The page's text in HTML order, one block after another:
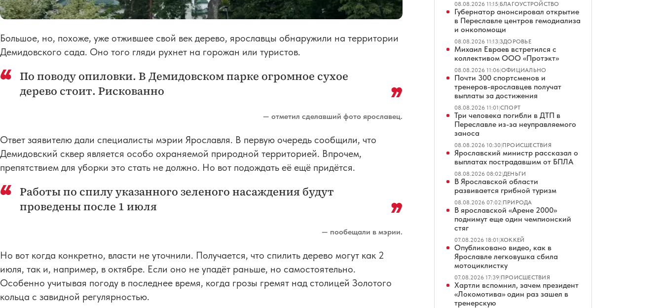
Большое, но, похоже, уже отжившее свой век дерево, ярославцы обнаружили на территории
Демидовского сада. Оно того гляди рухнет на горожан или туристов.
По поводу опиловки. В Демидовском парке огромное сухое
дерево стоит. Рискованно
— отметил сделавший фото ярославец.
Ответ заявителю дали специалисты мэрии Ярославля. В первую очередь сообщили, что
Демидовский сквер является особо охраняемой природной территорией. Впрочем,
препятствием для уборки это стать не должно. Но вот подождать её ещё придётся.
Работы по спилу указанного зеленого насаждения будут
проведены после 1 июля
— пообещали в мэрии.
Но вот когда конкретно, власти не уточнили. Получается, что спилить дерево могут как 2
июля, так и, например, в октябре. Если оно не упадёт раньше, но самостоятельно.
Особенно учитывая погоду в последнее время, когда грозы гремят над столицей Золотого
кольца с завидной регулярностью.
08.08.2026 11:15|БЛАГОУСТРОЙСТВО
Губернатор анонсировал открытие
в Переславле центров гемодиализа
и онкопомощи
08.08.2026 11:13|ЗДОРОВЬЕ
Михаил Евраев встретился с
коллективом ООО «Протэкт»
08.08.2026 11:06|ОФИЦИАЛЬНО
Почти 300 спортсменов и
тренеров-ярославцев получат
выплаты за достижения
08.08.2026 11:01|СПОРТ
Три человека погибли в ДТП в
Переславле из-за неуправляемого
заноса
08.08.2026 10:30|ПРОИСШЕСТВИЯ
Ярославский министр рассказал о
выплатах пострадавшим от БПЛА
08.08.2026 08:02|ДЕНЬГИ
В Ярославской области
развивается грибной туризм
08.08.2026 07:02|ПРИРОДА
В ярославской «Арене 2000»
поднимут еще один чемпионский
стяг
07.08.2026 18:01|ХОККЕЙ
Опубликовано видео, как в
Ярославле легковушка сбила
мотоциклистку
07.08.2026 17:39|ПРОИСШЕСТВИЯ
Хартли вспомнил, зачем президент
«Локомотива» один раз зашел в
тренерскую